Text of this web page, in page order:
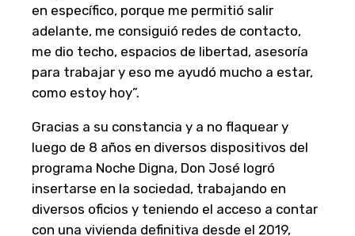
en específico, porque me permitió salir
adelante, me consiguió redes de contacto,
me dio techo, espacios de libertad, asesoría
para trabajar y eso me ayudó mucho a estar,
como estoy hoy”.
Gracias a su constancia y a no flaquear y
luego de 8 años en diversos dispositivos del
programa Noche Digna, Don José logró
insertarse en la sociedad, trabajando en
diversos oficios y teniendo el acceso a contar
con una vivienda definitiva desde el 2019,